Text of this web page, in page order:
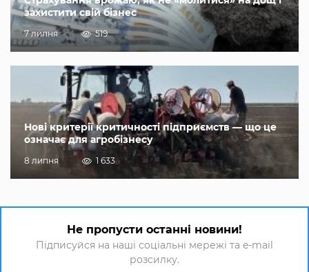
захистити свій бізнес
7 липня 519
Нові критерії критичності підприємств — що це
означає для агробізнесу
8 липня 1 633
Не пропусти останні новини!
Підписуйся на наші соціальні мережі та e-mail
розсилку.